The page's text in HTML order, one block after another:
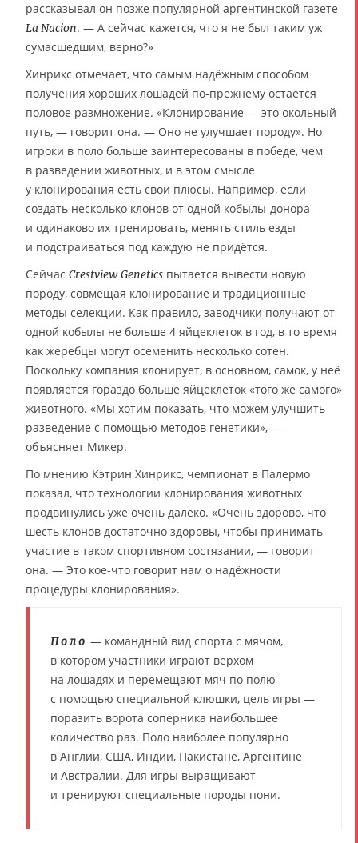
рассказывал он позже популярной аргентинской газете
La Nacion. — А сейчас кажется, что я не был таким уж
сумасшедшим, верно?»
Хинрикс отмечает, что самым надёжным способом
получения хороших лошадей по-прежнему остаётся
половое размножение. «Клонирование — это окольный
путь, — говорит она. — Оно не улучшает породу». Но
игроки в поло больше заинтересованы в победе, чем
в разведении животных, и в этом смысле
у клонирования есть свои плюсы. Например, если
создать несколько клонов от одной кобылы-донора
и одинаково их тренировать, менять стиль езды
и подстраиваться под каждую не придётся.
Сейчас Crestview Genetics пытается вывести новую
породу, совмещая клонирование и традиционные
методы селекции. Как правило, заводчики получают от
одной кобылы не больше 4 яйцеклеток в год, в то время
как жеребцы могут осеменить несколько сотен.
Поскольку компания клонирует, в основном, самок, у неё
появляется гораздо больше яйцеклеток «того же самого»
животного. «Мы хотим показать, что можем улучшить
разведение с помощью методов генетики», —
объясняет Микер.
По мнению Кэтрин Хинрикс, чемпионат в Палермо
показал, что технологии клонирования животных
продвинулись уже очень далеко. «Очень здорово, что
шесть клонов достаточно здоровы, чтобы принимать
участие в таком спортивном состязании, — говорит
она. — Это кое-что говорит нам о надёжности
процедуры клонирования».
Поло — командный вид спорта с мячом,
в котором участники играют верхом
на лошадях и перемещают мяч по полю
с помощью специальной клюшки, цель игры —
поразить ворота соперника наибольшее
количество раз. Поло наиболее популярно
в Англии, США, Индии, Пакистане, Аргентине
и Австралии. Для игры выращивают
и тренируют специальные породы пони.